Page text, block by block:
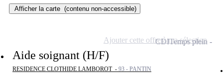
Afficher la carte (contenu non-accessible)
Aide soignant (H/F)
RESIDENCE CLOTHIDE LAMBOROT - 93 - PANTIN
CDITemps plein
Ajouter cette offre à ma sélection